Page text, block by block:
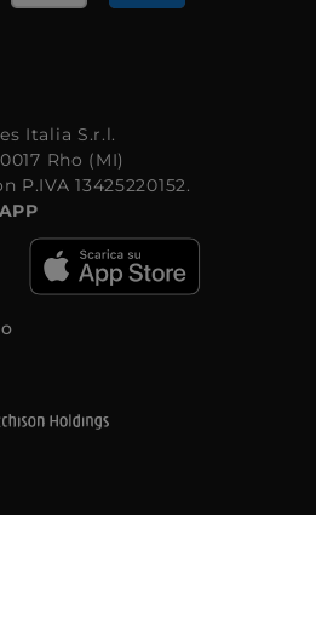
Italia S.r.l.
Rho (MI)
P.IVA 13425220152.